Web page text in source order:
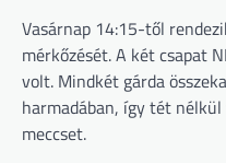
Vasárnap 14:15-től
mérkőzését. A két csapat
volt. Mindkét gárda
harmadában, így tét
meccset.